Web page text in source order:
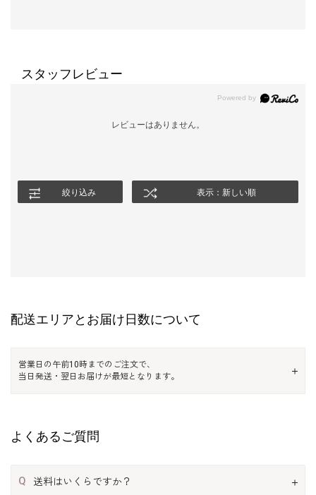
スタッフレビュー
レビューはありません。
絞り込み 表示：新しい順
配送エリアとお届け日数について
営業日の午前10時までのご注文で、
当日発送・翌日お届けが最短となります。
よくあるご質問
Q 送料はいくらですか？